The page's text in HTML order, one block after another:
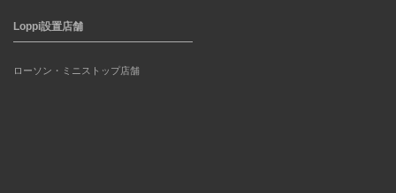
Loppi設置店舗
ローソン・ミニストップ店舗